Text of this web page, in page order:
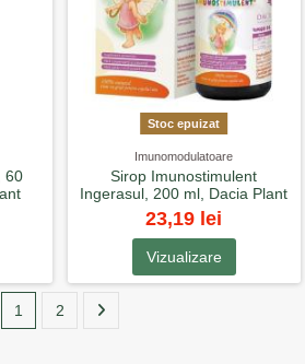
60
Stoc epuizat
Imunomodulatoare
Sirop Imunostimulent
Ingerasul, 200 ml, Dacia Plant
23,19 lei
Vizualizare
1 2